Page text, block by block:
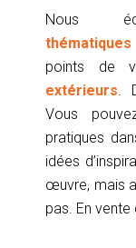
Nous
thématiques
points de
extérieurs .
Vous
pratiques
idées
œuvre, mais
pas. En vente